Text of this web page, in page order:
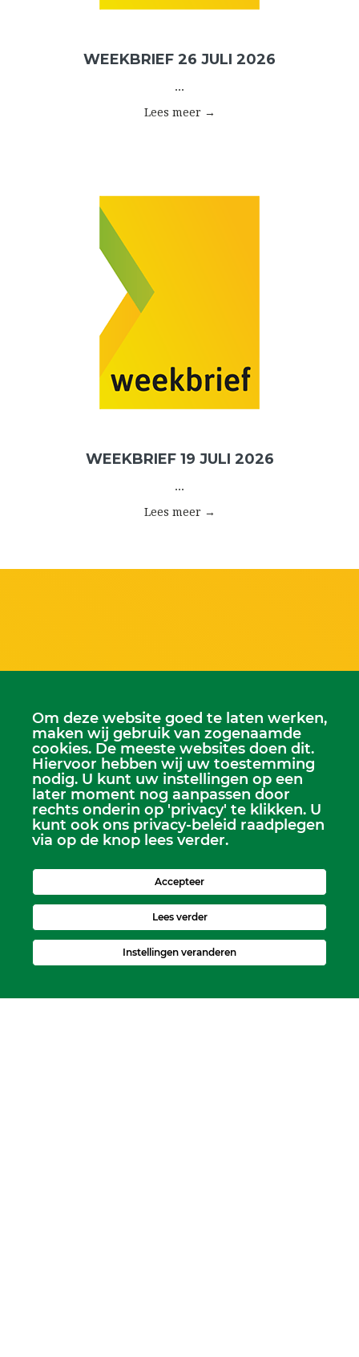
WEEKBRIEF 26 JULI 2026
...
Lees meer →
WEEKBRIEF 19 JULI 2026
...
Lees meer →
Scriba
Dhr. Leen Kruithof
scriba@kerkheerjansdam.nl
Om deze website goed te laten werken,
maken wij gebruik van zogenaamde
cookies. De meeste websites doen dit.
Hiervoor hebben wij uw toestemming
nodig. U kunt uw instellingen op een
later moment nog aanpassen door
rechts onderin op 'privacy' te klikken. U
kunt ook ons privacy-beleid raadplegen
via op de knop lees verder.
Accepteer
Lees verder
Instellingen veranderen